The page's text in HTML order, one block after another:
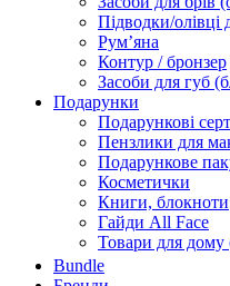
Підводки/олівці
Румʼяна
Контур / бронзер
Засоби для губ
Подарунки
Подарункові
Пензлики для
Подарункове
Косметички
Книги, блокноти
Гайди All Face
Товари для дому
Bundle